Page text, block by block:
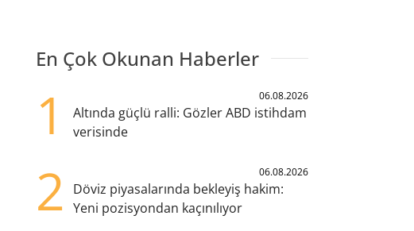
En Çok Okunan Haberler
1 06.08.2026
Altında güçlü ralli: Gözler ABD istihdam
verisinde
2 06.08.2026
Döviz piyasalarında bekleyiş hakim:
Yeni pozisyondan kaçınılıyor